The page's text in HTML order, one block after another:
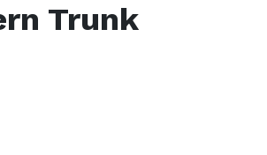
Trunk